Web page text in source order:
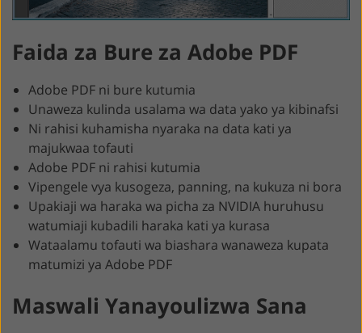
Faida za Bure za Adobe PDF
Adobe PDF ni bure kutumia
Unaweza kulinda usalama wa data yako ya kibinafsi
Ni rahisi kuhamisha nyaraka na data kati ya
majukwaa tofauti
Adobe PDF ni rahisi kutumia
Vipengele vya kusogeza, panning, na kukuza ni bora
Upakiaji wa haraka wa picha za NVIDIA huruhusu
watumiaji kubadili haraka kati ya kurasa
Wataalamu tofauti wa biashara wanaweza kupata
matumizi ya Adobe PDF
Maswali Yanayoulizwa Sana